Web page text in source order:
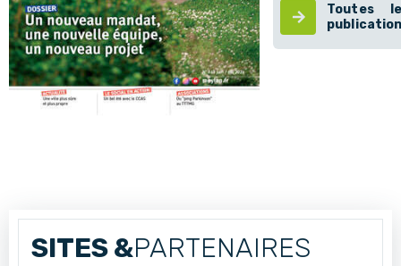
Toutes
SITES &PARTENAIRES